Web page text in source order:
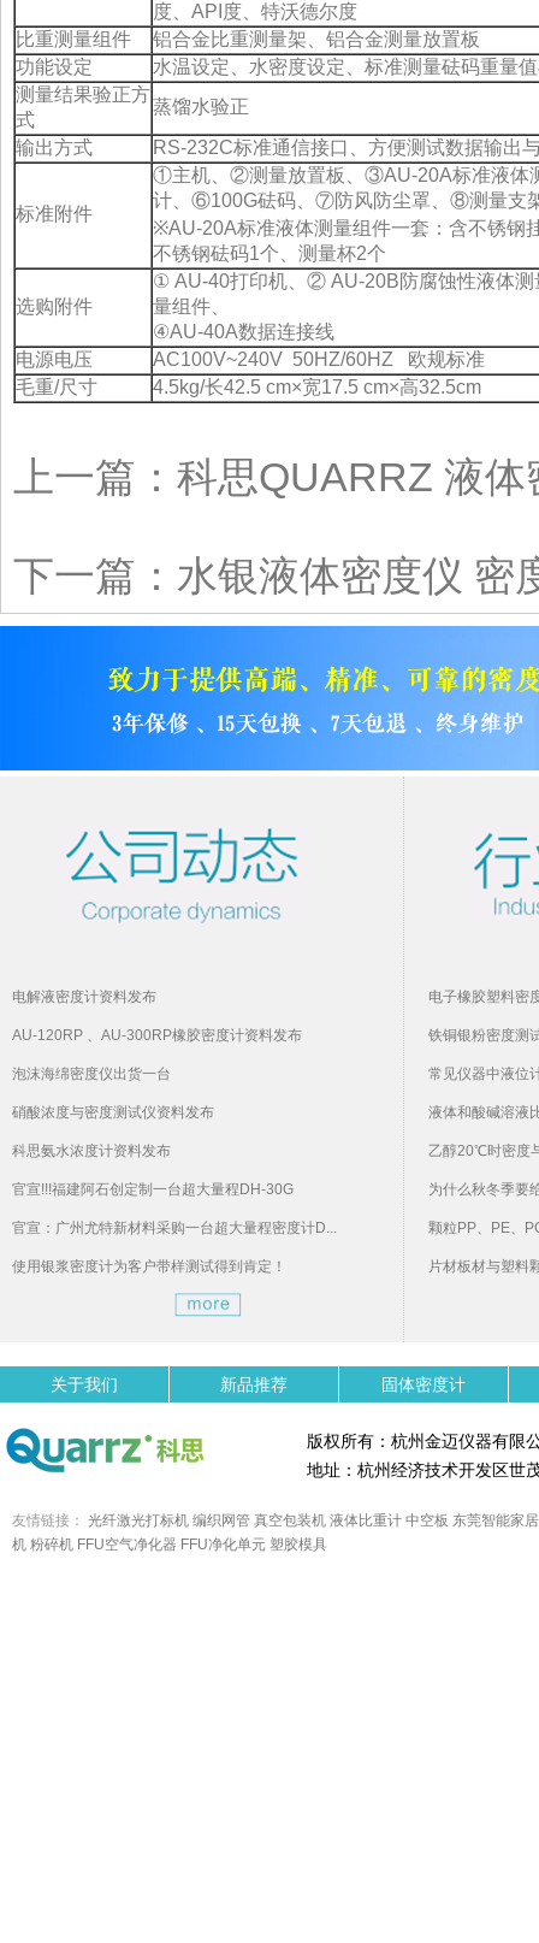
度、API度、特沃德尔度
比重测量组件
铝合金比重测量架、铝合金测量放置板
功能设定
水温设定、水密度设定、标准测量砝码重量
测量结果验正方
式
蒸馏水验正
输出方式
RS-232C标准通信接口、方便测试数据输出
标准附件
①主机、②测量放置板、③AU-20A标准液体
计、⑥100G砝码、⑦防风防尘罩、⑧测量支
※AU-20A标准液体测量组件一套：含不锈钢
不锈钢砝码1个、测量杯2个
选购附件
① AU-40打印机、② AU-20B防腐蚀性液体
量组件、
④AU-40A数据连接线
电源电压
AC100V~240V 50HZ/60HZ 欧规标准
毛重/尺寸
4.5kg/长42.5 cm×宽17.5 cm×高32.5cm
上一篇： 科思QUARRZ 液
下一篇： 水银液体密度仪 密
电解液密度计资料发布
AU-120RP 、AU-300RP橡胶密度计资料发布
泡沫海绵密度仪出货一台
硝酸浓度与密度测试仪资料发布
科思氨水浓度计资料发布
官宣!!!福建阿石创定制一台超大量程DH-30G
官宣：广州尤特新材料采购一台超大量程密度计D...
使用银浆密度计为客户带样测试得到肯定！
电子橡胶塑料密
铁铜银粉密度测
常见仪器中液位
液体和酸碱溶液
乙醇20℃时密度
为什么秋冬季要
颗粒PP、PE、
片材板材与塑料
关于我们 新品推荐 固体密度计
版权所有：杭州金迈仪器有限
地址：杭州经济技术开发区世
友情链接： 光纤激光打标机 编织网管 真空包装机 液体比重计 中空板 东莞智能家居
机 粉碎机 FFU空气净化器 FFU净化单元 塑胶模具